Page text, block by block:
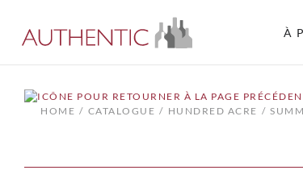
À
HOME
CATALOGUE HUNDRED ACRE